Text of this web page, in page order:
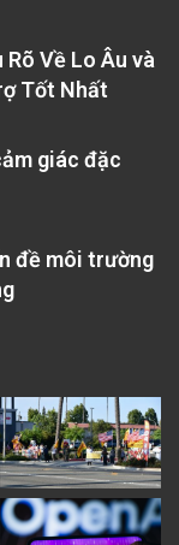
Rõ Về Lo Âu và
Tốt Nhất
giác đặc
đề môi trường